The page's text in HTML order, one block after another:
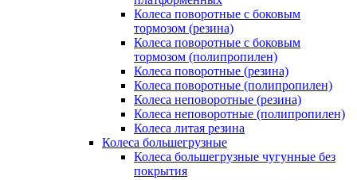
Колеса поворотные c боковым
тормозом (резина)
Колеса поворотные c боковым
тормозом (полипропилен)
Колеса поворотные (резина)
Колеса поворотные (полипропилен)
Колеса неповоротные (резина)
Колеса неповоротные (полипропилен)
Колеса литая резина
Колеса большегрузные
Колеса большегрузные чугунные без
покрытия